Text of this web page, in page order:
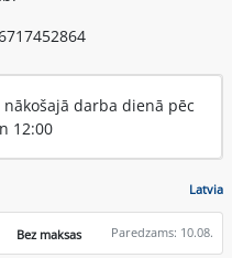
darba dienā pēc
12:00
Latvia
Bez maksas Paredzams: 10.08.